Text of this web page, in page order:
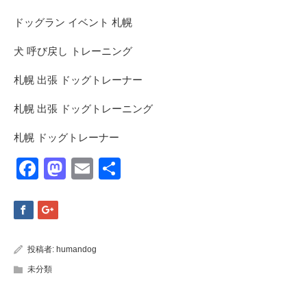
ドッグラン イベント 札幌
犬 呼び戻し トレーニング
札幌 出張 ドッグトレーナー
札幌 出張 ドッグトレーニング
札幌 ドッグトレーナー
Facebook
Mastodon
Email
投稿者: humandog
未分類